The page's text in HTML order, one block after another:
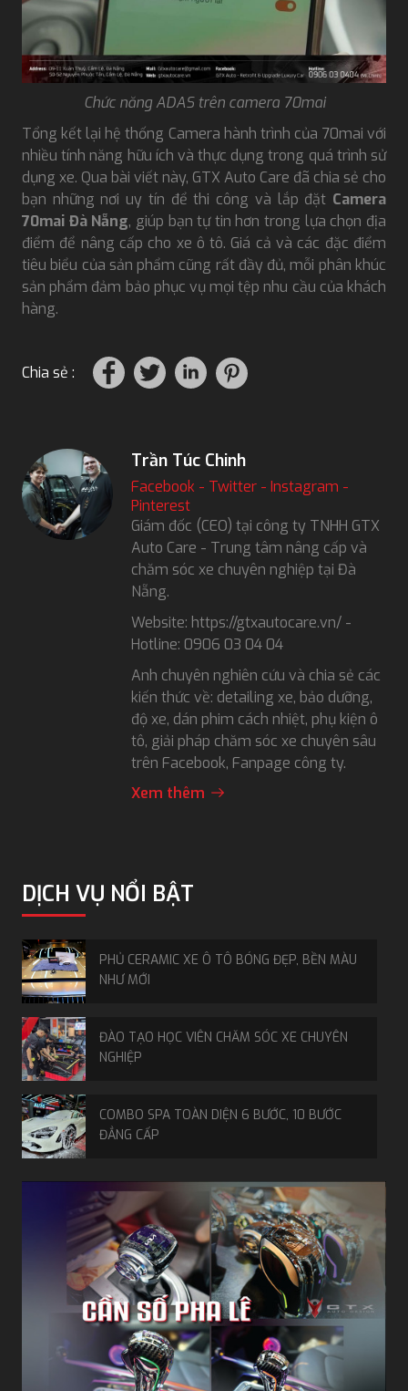
Chức năng ADAS trên camera 70mai
Tổng kết lại hệ thống Camera hành trình của 70mai với
nhiều tính năng hữu ích và thực dụng trong quá trình sử
dụng xe. Qua bài viết này, GTX Auto Care đã chia sẻ cho
bạn những nơi uy tín để thi công và lắp đặt Camera
70mai Đà Nẵng, giúp bạn tự tin hơn trong lựa chọn địa
điểm để nâng cấp cho xe ô tô. Giá cả và các đặc điểm
tiêu biểu của sản phẩm cũng rất đầy đủ, mỗi phân khúc
sản phẩm đảm bảo phục vụ mọi tệp nhu cầu của khách
hàng.
Chia sẻ :
Trần Túc Chinh
Facebook - Twitter - Instagram -
Pinterest
Giám đốc (CEO) tại công ty TNHH GTX
Auto Care - Trung tâm nâng cấp và
chăm sóc xe chuyên nghiệp tại Đà
Nẵng.
Website: https://gtxautocare.vn/ -
Hotline: 0906 03 04 04
Anh chuyên nghiên cứu và chia sẻ các
kiến thức về: detailing xe, bảo dưỡng,
độ xe, dán phim cách nhiệt, phụ kiện ô
tô, giải pháp chăm sóc xe chuyên sâu
trên Facebook, Fanpage công ty.
Xem thêm
DỊCH VỤ NỔI BẬT
PHỦ CERAMIC XE Ô TÔ BÓNG ĐẸP, BỀN MÀU
NHƯ MỚI
ĐÀO TẠO HỌC VIÊN CHĂM SÓC XE CHUYÊN
NGHIỆP
COMBO SPA TOÀN DIỆN 6 BƯỚC, 10 BƯỚC
ĐẲNG CẤP